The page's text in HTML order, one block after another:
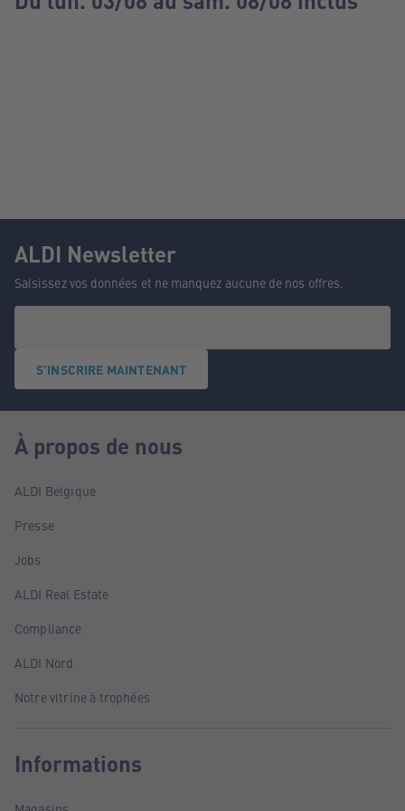
ALDI Newsletter
Saisissez vos données et ne manquez aucune de nos offres.
S'INSCRIRE MAINTENANT
À propos de nous
ALDI Belgique
Presse
Jobs
ALDI Real Estate
Compliance
ALDI Nord
Notre vitrine à trophées
Informations